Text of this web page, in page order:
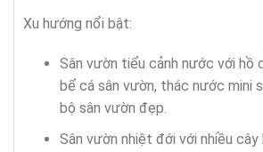
Xu hướng nổi bật:
Sân vườn tiểu cảnh nước với hồ
bể cá sân vườn, thác nước mini
bộ sân vườn đẹp.
Sân vườn nhiệt đới với nhiều